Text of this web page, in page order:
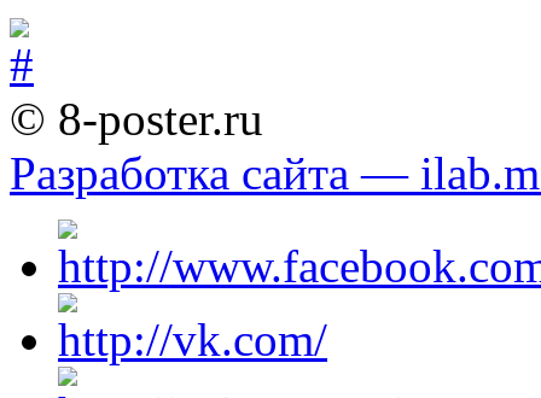
© 8-poster.ru
Разработка сайта —